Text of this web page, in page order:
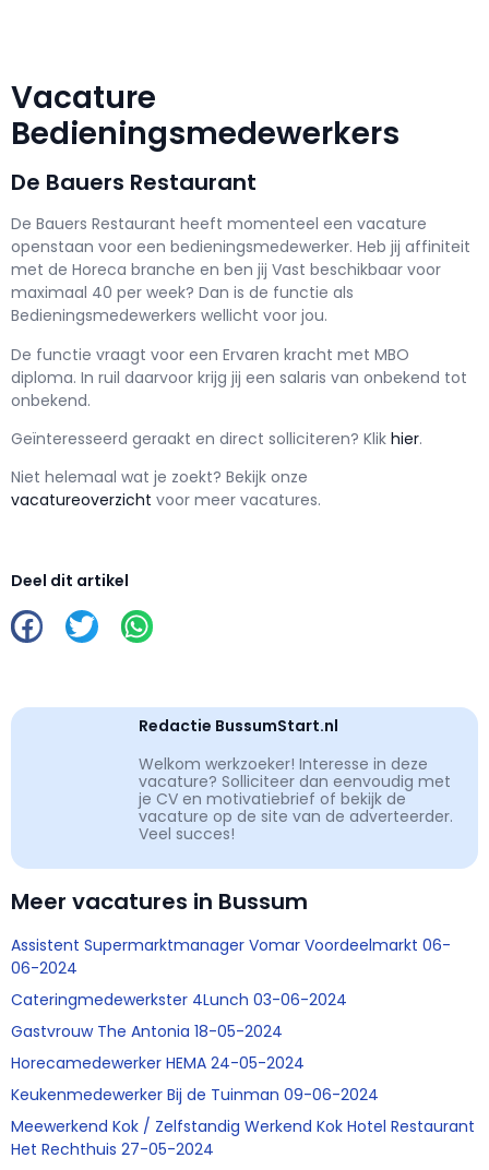
Vacature
Bedieningsmedewerkers
De Bauers Restaurant
De Bauers Restaurant heeft momenteel een vacature
openstaan voor een bedieningsmedewerker. Heb jij affiniteit
met de Horeca branche en ben jij Vast beschikbaar voor
maximaal 40 per week? Dan is de functie als
Bedieningsmedewerkers wellicht voor jou.
De functie vraagt voor een Ervaren kracht met MBO
diploma. In ruil daarvoor krijg jij een salaris van onbekend tot
onbekend.
Geïnteresseerd geraakt en direct solliciteren? Klik hier.
Niet helemaal wat je zoekt? Bekijk onze
vacatureoverzicht voor meer vacatures.
Deel dit artikel
Redactie BussumStart.nl
Welkom werkzoeker! Interesse in deze
vacature? Solliciteer dan eenvoudig met
je CV en motivatiebrief of bekijk de
vacature op de site van de adverteerder.
Veel succes!
Meer vacatures in Bussum
Assistent Supermarktmanager Vomar Voordeelmarkt 06-
06-2024
Cateringmedewerkster 4Lunch 03-06-2024
Gastvrouw The Antonia 18-05-2024
Horecamedewerker HEMA 24-05-2024
Keukenmedewerker Bij de Tuinman 09-06-2024
Meewerkend Kok / Zelfstandig Werkend Kok Hotel Restaurant
Het Rechthuis 27-05-2024